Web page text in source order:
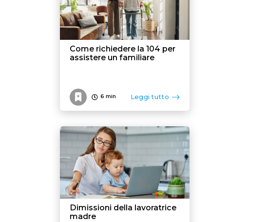
Come richiedere la 104 per
assistere un familiare
6 min Leggi tutto
Dimissioni della lavoratrice
madre